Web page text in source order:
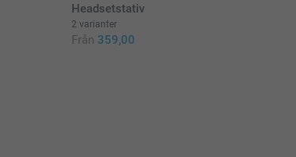
Headsetstativ
2 varianter
Från 359,00